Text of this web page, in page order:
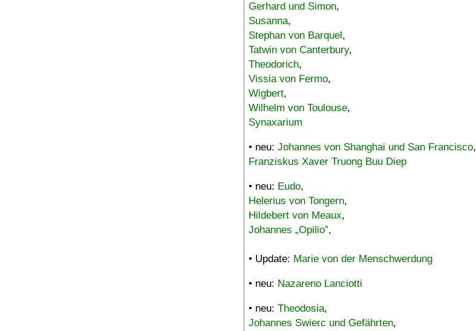
Gerhard und Simon,
Susanna,
Stephan von Barquel,
Tatwin von Canterbury,
Theodorich,
Vissia von Fermo,
Wigbert,
Wilhelm von Toulouse,
Synaxarium
• neu: Johannes von Shanghai und San Francisco,
Franziskus Xaver Truong Buu Diep
• neu: Eudo,
Helerius von Tongern,
Hildebert von Meaux,
Johannes „Opilio”,
• Update: Marie von der Menschwerdung
• neu: Nazareno Lanciotti
• neu: Theodosia,
Johannes Swierc und Gefährten,